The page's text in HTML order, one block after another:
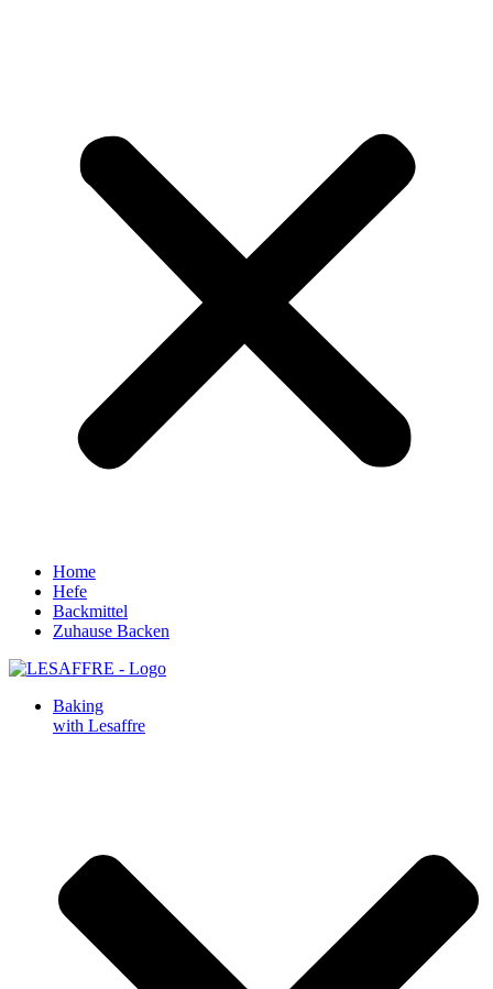
Home
Hefe
Backmittel
Zuhause Backen
Baking
with Lesaffre